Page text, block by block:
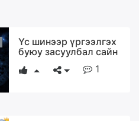
Үс шинээр үргээлгэх
буюу засуулбал сайн
1